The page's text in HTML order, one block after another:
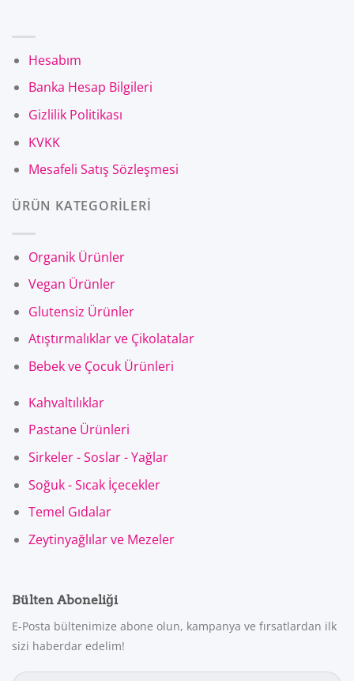
Hesabım
Banka Hesap Bilgileri
Gizlilik Politikası
KVKK
Mesafeli Satış Sözleşmesi
ÜRÜN KATEGORİLERİ
Organik Ürünler
Vegan Ürünler
Glutensiz Ürünler
Atıştırmalıklar ve Çikolatalar
Bebek ve Çocuk Ürünleri
Kahvaltılıklar
Pastane Ürünleri
Sirkeler - Soslar - Yağlar
Soğuk - Sıcak İçecekler
Temel Gıdalar
Zeytinyağlılar ve Mezeler
Bülten Aboneliği
E-Posta bültenimize abone olun, kampanya ve fırsatlardan ilk
sizi haberdar edelim!